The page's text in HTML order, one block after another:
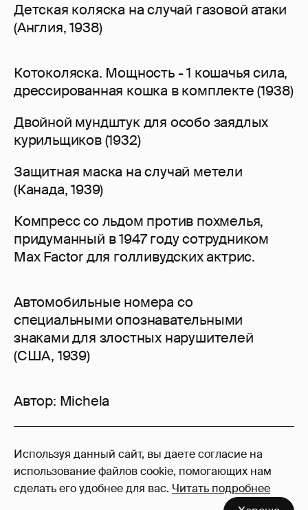
Используя данный сайт, вы даете согласие на
использование файлов cookie, помогающих нам
сделать его удобнее для вас. Читать подробнее
Детская коляска на случай газовой атаки
(Англия, 1938)
Котоколяска. Мощность - 1 кошачья сила,
дрессированная кошка в комплекте (1938)
Двойной мундштук для особо заядлых
курильщиков (1932)
Защитная маска на случай метели
(Канада, 1939)
Компресс со льдом против похмелья,
придуманный в 1947 году сотрудником
Max Factor для голливудских актрис.
Автомобильные номера со
специальными опознавательными
знаками для злостных нарушителей
(США, 1939)
Автор: Michela
12
Войдите в аккаунт, чтобы читать и
оставлять комментарии